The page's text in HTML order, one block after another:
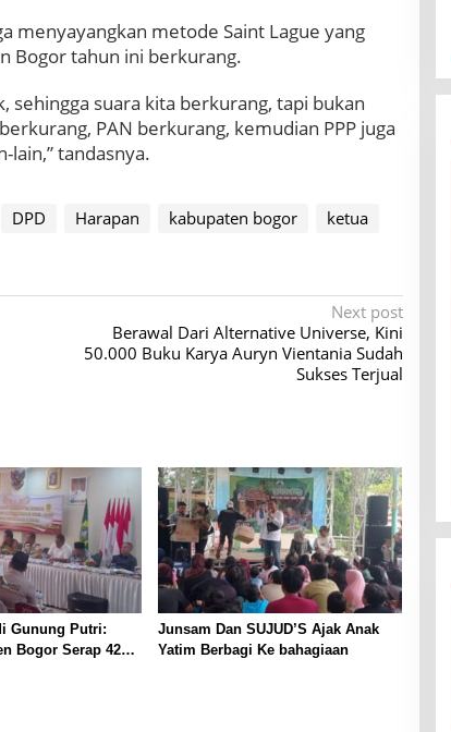
menyayangkan metode Saint Lague yang
Bogor tahun ini berkurang.
sehingga suara kita berkurang, tapi bukan
PAN berkurang, kemudian PPP juga
lain,” tandasnya.
DPD Harapan kabupaten bogor
ketua
Next post
Berawal Dari Alternative Universe, Kini
50.000 Buku Karya Auryn Vientania Sudah
Sukses Terjual
Gunung Putri:
Bogor Serap 42
Junsam Dan SUJUD’S Ajak Anak
Yatim Berbagi Ke bahagiaan